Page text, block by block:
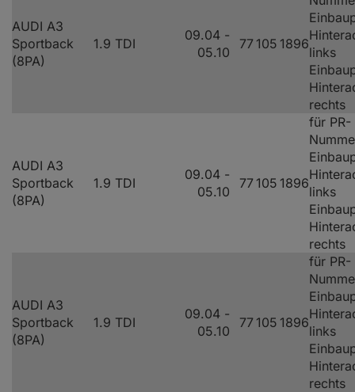
AUDI A3
Sportback
(8PA)
1.9 TDI
09.04 -
05.10
77 105 1896
links
rechts
AUDI A3
Sportback
(8PA)
1.9 TDI
09.04 -
05.10
77 105 1896
für PR-
links
rechts
AUDI A3
Sportback
(8PA)
1.9 TDI
09.04 -
05.10
77 105 1896
für PR-
links
rechts